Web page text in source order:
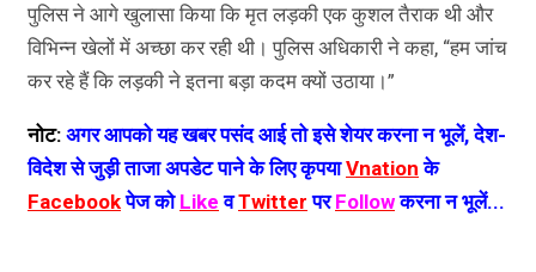
पुलिस ने आगे खुलासा किया कि मृत लड़की एक कुशल तैराक थी और
विभिन्न खेलों में अच्छा कर रही थी। पुलिस अधिकारी ने कहा, “हम जांच
कर रहे हैं कि लड़की ने इतना बड़ा कदम क्यों उठाया।”
नोट: अगर आपको यह खबर पसंद आई तो इसे शेयर करना न भूलें, देश-
विदेश से जुड़ी ताजा अपडेट पाने के लिए कृपयाVnation के
Facebookपेज को Like वTwitter परFollowकरना न भूलें...